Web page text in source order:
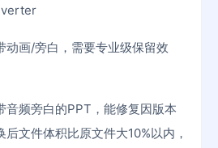
动画/旁白，需要专业级保留效
音频旁白的PPT，能修复因版本
文件体积比原文件大10%以内，